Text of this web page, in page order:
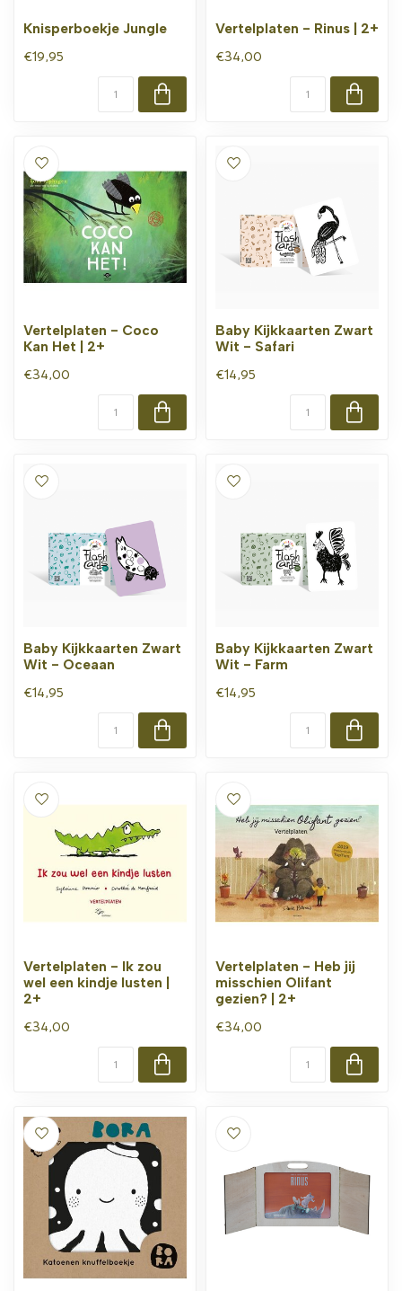
Knisperboekje Jungle
€19,95
Vertelplaten - Rinus | 2+
€34,00
Vertelplaten - Coco
Kan Het | 2+
€34,00
Baby Kijkkaarten Zwart
Wit - Safari
€14,95
Baby Kijkkaarten Zwart
Wit - Oceaan
€14,95
Baby Kijkkaarten Zwart
Wit - Farm
€14,95
Vertelplaten - Ik zou
wel een kindje lusten |
2+
€34,00
Vertelplaten - Heb jij
misschien Olifant
gezien? | 2+
€34,00